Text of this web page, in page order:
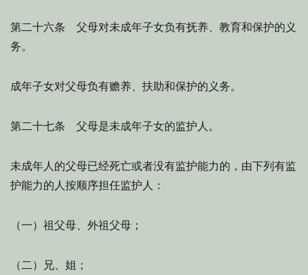
第二十六条 父母对未成年子女负有抚养、教育和保护的义
务。
成年子女对父母负有赡养、扶助和保护的义务。
第二十七条 父母是未成年子女的监护人。
未成年人的父母已经死亡或者没有监护能力的，由下列有监
护能力的人按顺序担任监护人：
（一）祖父母、外祖父母；
（二）兄、姐；